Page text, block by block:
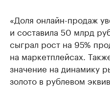
«Доля онлайн-продаж
и составила 50 млрд
сыграл рост на 95%
на маркетплейсах.
значение на динамику
золото в рублевом